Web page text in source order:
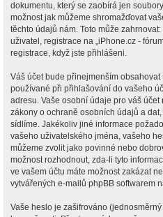
dokumentu, který se zaobírá jen
možnost jak můžeme shromažďovat
těchto údajů nám. Toto může
uživatel, registrace na „iPhone.cz -
registrace, když jste přihlášeni.
Váš účet bude přinejmenším
používané při přihlašování do vašeho
adresu. Vaše osobní údaje pro váš účet
zákony o ochraně osobních údajů a
sídlíme. Jakékoliv jiné informace
vašeho uživatelského jména, vašeho
můžeme zvolit jako povinné nebo
možnost rozhodnout, zda-li tyto
ve vašem účtu máte možnost zakázat
vytvářených e-mailů phpBB softwarem
Vaše heslo je zašifrováno